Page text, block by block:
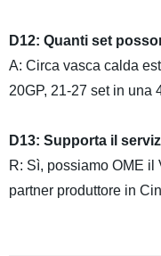
D12: Quanti set
A: Circa vasca calda
20GP, 21-27 set in una
D13: Supporta il
R: Sì, possiamo OME
partner produttore in